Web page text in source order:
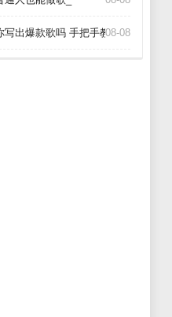
出爆款歌吗 手把手教你玩转AI作歌_
08-08